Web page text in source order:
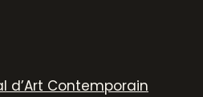
d’Art Contemporain